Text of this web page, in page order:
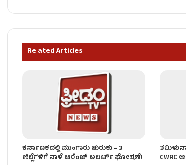
ಕಾವೇರಿ ಕಿಚ್ಚು – ರಾಜ್ಯಾದ್ಯಂತ ತೀವ್ರಗೊಂಡ
Related Articles
ಕರ್ನಾಟಕದಲ್ಲಿ ಮುಂಗಾರು ಚುರುಕು – 3
ಜಿಲ್ಲೆಗಳಿಗೆ ನಾಳೆ ಆರೆಂಜ್​​ ಅಲರ್ಟ್​​ ಘೋಷಣೆ!
CWRC